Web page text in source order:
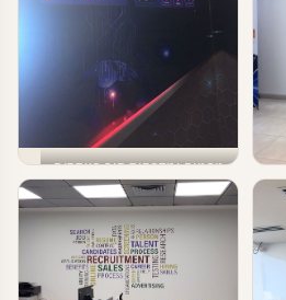
טפטים ומדבקות קיר בעסקים
עיצוב עסקים וחברות הייטק